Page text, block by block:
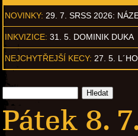
NOVINKY: 29. 7. SRSS 2026:
INKVIZICE: 31. 5. DOMINIK DUKA
NEJCHYTŘEJŠÍ KECY: 27. 5.
Pátek 8.